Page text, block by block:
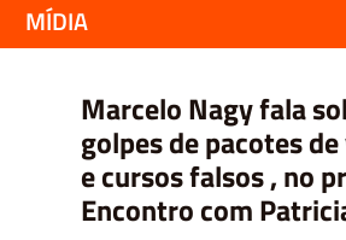
MÍDIA
Marcelo Nagy fala
golpes de pacotes
e cursos falsos , no
Encontro com